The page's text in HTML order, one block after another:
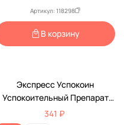
Артикул: 118298
В корзину
Экспресс Успокоин
Успокоительный Препарат
Для Кошек 2 Таблетки
341 ₽